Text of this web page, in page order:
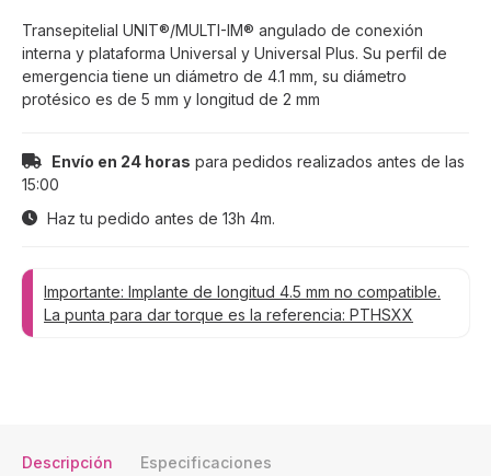
Transepitelial UNIT®/MULTI-IM® angulado de conexión
interna y plataforma Universal y Universal Plus. Su perfil de
emergencia tiene un diámetro de 4.1 mm, su diámetro
protésico es de 5 mm y longitud de 2 mm
Envío en 24 horas para pedidos realizados antes de las
15:00
Haz tu pedido antes de 13h 4m.
Importante: Implante de longitud 4.5 mm no compatible.
La punta para dar torque es la referencia: PTHSXX
Descripción Especificaciones